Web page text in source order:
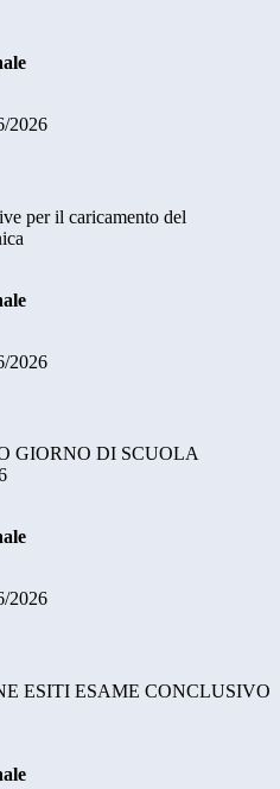
2026
per il caricamento del
2026
GIORNO DI SCUOLA
2026
ESITI ESAME CONCLUSIVO